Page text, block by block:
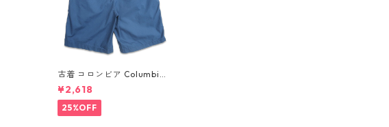
古着 コロンビア Columbia
PFG フィッシングショート
パンツ ハーフパンツ アウト
ドア ブルー系 表記：34 g
d409913n w60628
¥2,618
25%OFF